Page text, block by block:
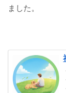
ました。